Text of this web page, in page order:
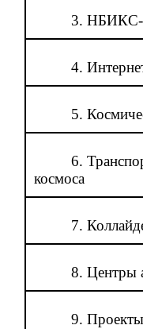
3. НБИКС-
4.
5.
6.
космоса
7.
8. Центры
9.